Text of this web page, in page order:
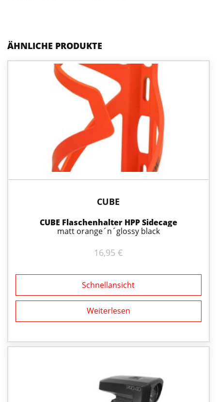
ÄHNLICHE PRODUKTE
CUBE
CUBE Flaschenhalter HPP Sidecage
matt orange´n´glossy black
16,95 €
Schnellansicht
Weiterlesen